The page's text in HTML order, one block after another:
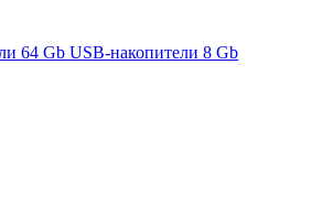
64 Gb USB-накопители 8 Gb